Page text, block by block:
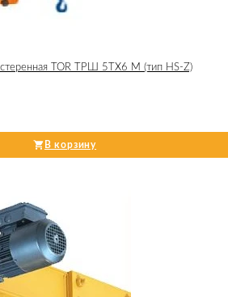
TOR ТРШ 5ТХ6 М (тип HS-Z)
В корзину